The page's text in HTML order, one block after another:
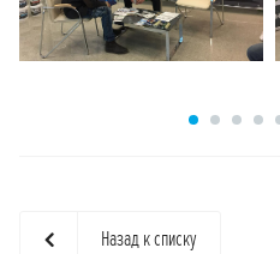
Назад к списку